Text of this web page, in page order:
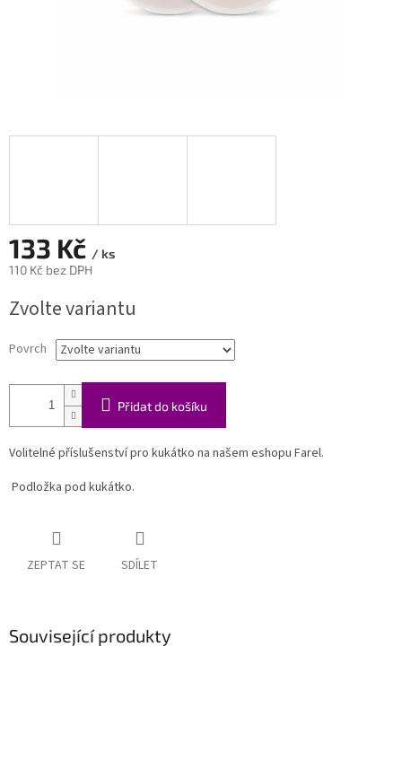
133 Kč / ks
110 Kč bez DPH
cena:
Zvolte variantu
Povrch
Přidat do košíku
Volitelné příslušenství pro kukátko na našem eshopu Farel.
Podložka pod kukátko.
ZEPTAT SE SDÍLET
Související produkty